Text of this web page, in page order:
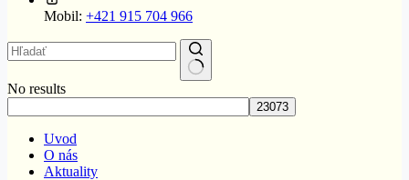
Mobil: +421 915 704 966
No results
Uvod
O nás
Aktuality